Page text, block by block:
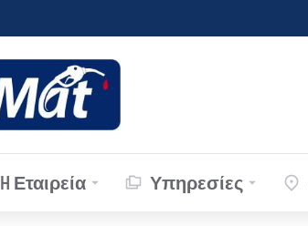
H Εταιρεία Υπηρεσίες